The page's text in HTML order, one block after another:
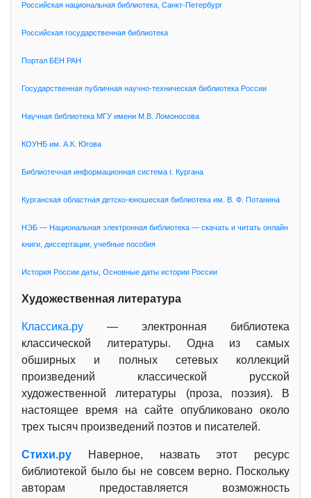
Российская национальная библиотека, Санкт-Петербург
Российская государственная библиотека
Портал БЕН РАН
Государственная публичная научно-техническая библиотека России
Научная библиотека МГУ имени М.В. Ломоносова
КОУНБ им. А.К. Югова
Библиотечная информационная система г. Кургана
Курганская областная детско-юношеская библиотека им. В. Ф. Потанина
НЭБ — Национальная электронная библиотека — скачать и читать онлайн
книги, диссертации, учебные пособия
История России даты, Основные даты истории России
Художественная литература
Классика.ру — электронная библиотека
классической литературы. Одна из самых
обширных и полных сетевых коллекций
произведений классической русской
художественной литературы (проза, поэзия). В
настоящее время на сайте опубликовано около
трех тысяч произведений поэтов и писателей.
Стихи.ру
Наверное, назвать этот ресурс
библиотекой было бы не совсем верно. Поскольку
авторам предоставляется возможность